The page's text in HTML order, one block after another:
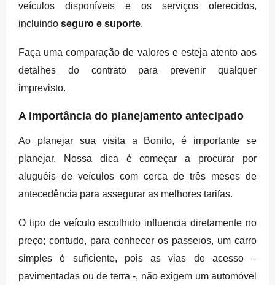
veículos disponíveis e os serviços oferecidos,
incluindo seguro e suporte.
Faça uma comparação de valores e esteja atento aos
detalhes do contrato para prevenir qualquer
imprevisto.
A importância do planejamento antecipado
Ao planejar sua visita a Bonito, é importante se
planejar. Nossa dica é começar a procurar por
aluguéis de veículos com cerca de três meses de
antecedência para assegurar as melhores tarifas.
O tipo de veículo escolhido influencia diretamente no
preço; contudo, para conhecer os passeios, um carro
simples é suficiente, pois as vias de acesso –
pavimentadas ou de terra -, não exigem um automóvel